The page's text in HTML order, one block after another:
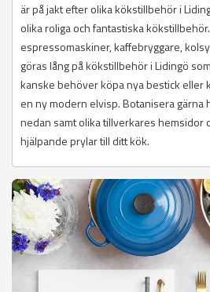
är på jakt efter olika kökstillbehör i
olika roliga och fantastiska
espressomaskiner, kaffebryggare,
göras lång på kökstillbehör i Lidingö
kanske behöver köpa nya bestick eller
en ny modern elvisp. Botanisera gärna
nedan samt olika tillverkares hemsidor
hjälpande prylar till ditt kök.